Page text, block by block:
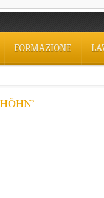
FORMAZIONE